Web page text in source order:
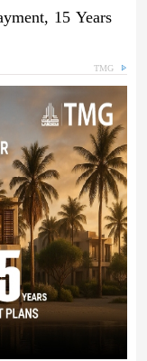
15 Years
TMG